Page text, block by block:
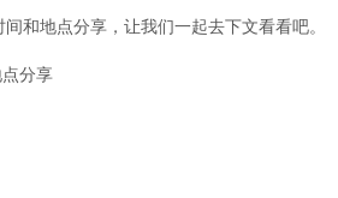
和地点分享，让我们一起去下文看看吧。